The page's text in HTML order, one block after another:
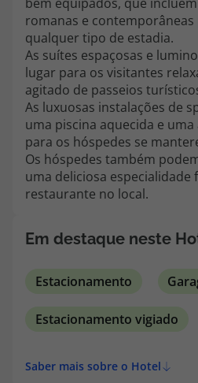
topatlantico@topatlantico.com
romanas e
qualquer tipo de estadia.
As suítes espaçosas e
lugar para os visitantes
agitado de passeios
As luxuosas instalações de
uma piscina aquecida e
para os hóspedes se
Os hóspedes também
uma deliciosa especialidade
restaurante no local.
Em destaque neste
Estacionamento
Estacionamento vigiado
Saber mais sobre o Hotel